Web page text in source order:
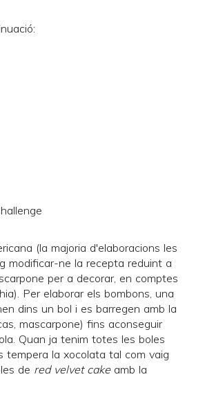
(la majoria d'elaboracions les
modificar-ne la recepta reduint a
per a decorar, en comptes
Per elaborar els bombons, una
dins un bol i es barregen amb la
mascarpone) fins aconseguir
Quan ja tenim totes les boles
tempera la xocolata tal com vaig
de red velvet cakeamb la